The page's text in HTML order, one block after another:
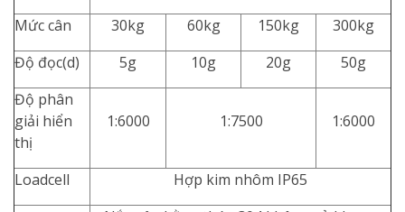
Mức cân 30kg 60kg 150kg
300kg
Độ đọc(d)
5g 10g 20g
50g
Độ phân
giải hiển
thị
1:6000 1:7500 1:6000
Loadcell Hợp kim nhôm IP65